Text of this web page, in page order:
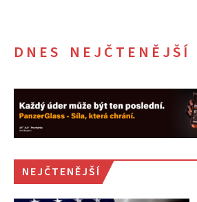
DNES NEJČTENĚJŠÍ
NEJČTENĚJŠÍ